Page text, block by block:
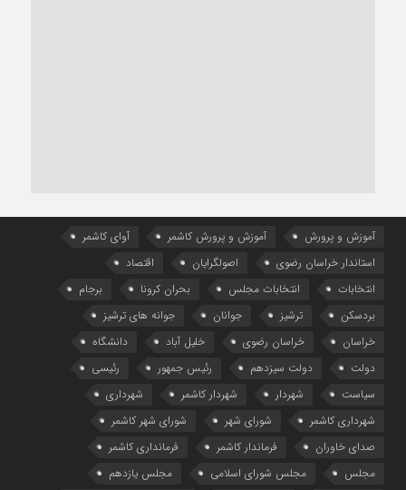
آموزش و پرورش آموزش و پرورش کاشمر
آوای کاشمر
استاندار خراسان رضوی
اصولگرایان
اقتصاد
انتخابات
انتخابات مجلس بحران کرونا
برجام
بردسکن
ترشیز جوانان
جوانه های ترشیز
خراسان
خراسان رضوی خلیل آباد
دانشگاه
دولت
دولت سیزدهم رئیس جمهور
رئیسی
سیاست
شهردار شهردار کاشمر
شهرداری
شهرداری کاشمر
شورای شهر
شورای شهر کاشمر
صدای خاوران
فرماندار کاشمر
فرمانداری کاشمر
مجلس
مجلس شورای اسلامی مجلس یازدهم